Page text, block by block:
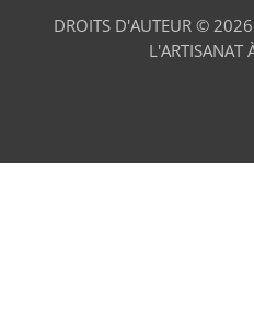
DROITS D'AUTEUR ©
L'ARTISANAT